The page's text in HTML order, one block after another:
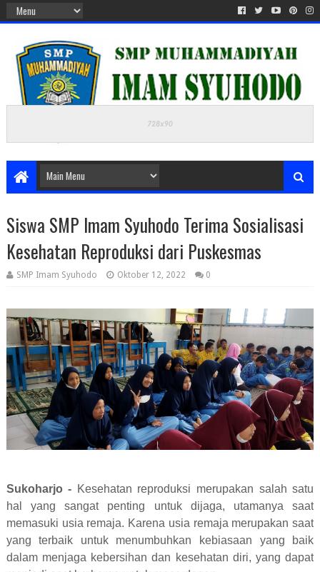
Siswa SMP Imam Syuhodo Terima Sosialisasi
Kesehatan Reproduksi dari Puskesmas
SMP Imam Syuhodo Oktober 12, 2022 0
Sukoharjo - Kesehatan reproduksi merupakan salah satu
hal yang sangat penting untuk dijaga, utamanya saat
memasuki usia remaja. Karena usia remaja merupakan saat
yang terbaik untuk menumbuhkan kebiasaan yang baik
dalam menjaga kebersihan dan kesehatan diri, yang dapat